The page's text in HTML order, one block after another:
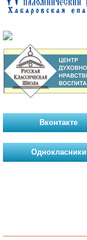
Вконтакте
Однокласники